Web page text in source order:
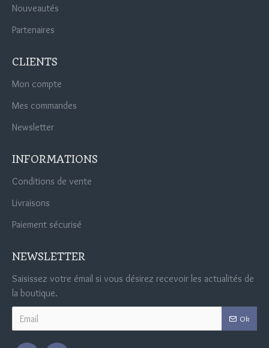
Nouveautés
Partenaires
CLIENTS
Mon compte
Mes commandes
Newsletter
INFORMATIONS
Conditions de vente
Livraisons
Paiement sécurisé
NEWSLETTER
Saisissez votre émail si vous désirez recevoir les actualités de
la boutique.
Ok